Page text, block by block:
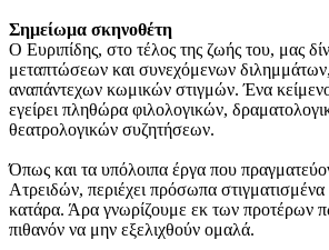
Σημείωμα σκηνοθέτη
Ο Ευριπίδης, στο τέλος της ζωής του, μας
μεταπτώσεων και συνεχόμενων
αναπάντεχων κωμικών στιγμών. Ένα
εγείρει πληθώρα φιλολογικών,
θεατρολογικών συζητήσεων.
Όπως και τα υπόλοιπα έργα που
Ατρειδών, περιέχει πρόσωπα
κατάρα. Άρα γνωρίζουμε εκ των προτέρων
πιθανόν να μην εξελιχθούν ομαλά.